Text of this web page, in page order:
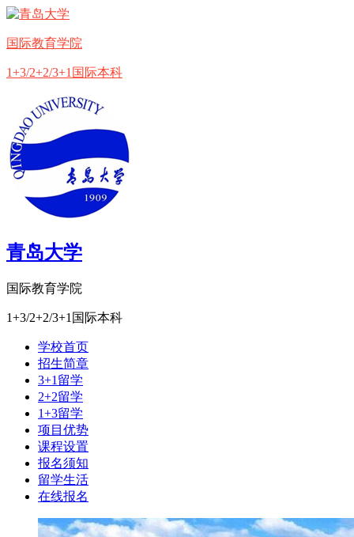
国际教育学院
1+3/2+2/3+1国际本科
青岛大学
国际教育学院
1+3/2+2/3+1国际本科
学校首页
招生简章
3+1留学
2+2留学
1+3留学
项目优势
课程设置
报名须知
留学生活
在线报名